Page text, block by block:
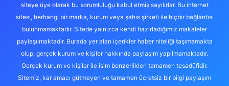
siteye üye olarak bu sorumluluğu kabul etmiş sayılırlar. Bu internet
sitesi, herhangi bir marka, kurum veya şahıs şirketi ile hiçbir bağlantısı
bulunmamaktadır. Sitede yalnızca kendi hazırladığımız makaleler
paylaşılmaktadır. Burada yer alan içerikler haber niteliği taşımamakta
olup, gerçek kurum ve kişiler hakkında paylaşım yapılmamaktadır.
Gerçek kurum ve kişiler ile isim benzerlikleri tamamen tesadüfidir.
Sitemiz, kar amacı gütmeyen ve tamamen ücretsiz bir bilgi paylaşım